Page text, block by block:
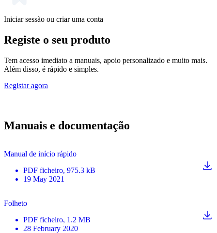
Iniciar sessão ou criar uma conta
Registe o seu produto
Tem acesso imediato a manuais, apoio personalizado e muito mais.
Além disso, é rápido e simples.
Registar agora
Manuais e documentação
Manual de início rápido
PDF ficheiro, 975.3 kB
19 May 2021
Folheto
PDF ficheiro, 1.2 MB
28 February 2020